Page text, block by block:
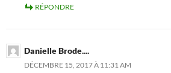
RÉPONDRE
Danielle Brode....
DÉCEMBRE 15, 2017 À 11:31 AM